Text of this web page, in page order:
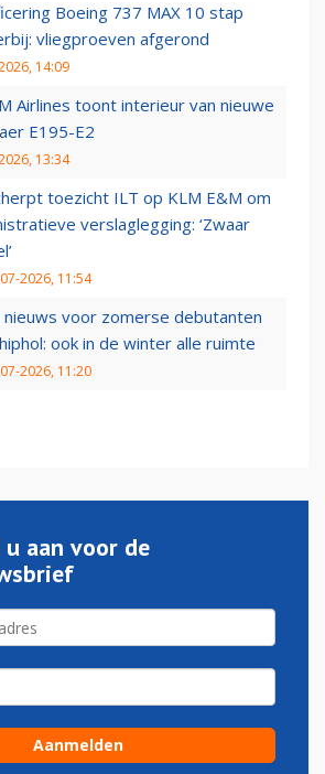
Boeing 737 MAX 10 stap
vliegproeven afgerond
14:09
Airlines toont interieur van nieuwe
E195-E2
13:34
toezicht ILT op KLM E&M om
verslaglegging: ‘Zwaar
2026, 11:54
nieuws voor zomerse debutanten
ook in de winter alle ruimte
2026, 11:20
u aan voor de